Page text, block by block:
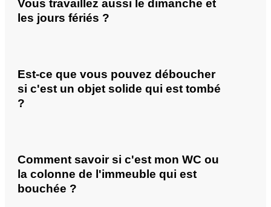
Vous travaillez aussi le dimanche et
les jours fériés ?
Est-ce que vous pouvez déboucher
si c'est un objet solide qui est tombé
?
Comment savoir si c'est mon WC ou
la colonne de l'immeuble qui est
bouchée ?